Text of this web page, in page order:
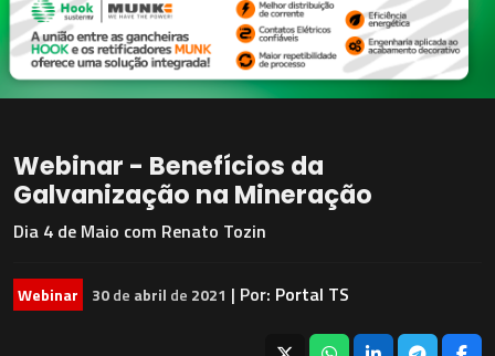
Webinar - Benefícios da
Galvanização na Mineração
Dia 4 de Maio com Renato Tozin
Webinar 30de abril de 2021 | Por: Portal TS